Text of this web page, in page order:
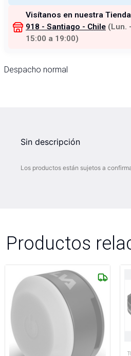
Visítanos en nuestra Tienda
918 - Santiago - Chile (Lun.
15:00 a 19:00)
Despacho normal
Sin descripción
Los productos están sujetos a
Productos